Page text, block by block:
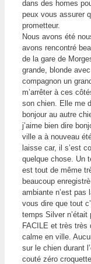
dans des homes
peux vous assurer
prometteur.
Nous avons été
avons rencontré
de la gare de
grande, blonde
compagnon un
m’arrêter à ces
son chien. Elle me
bonjour au autre
j’aime bien dire
ville a à nouveau
laisse car, il s’est
quelque chose. Un
est tout de même
beaucoup
ambiante n’est
vous dire que tout
temps Silver
FACILE et très très
calme en ville.
sur le chien durant
couté zéro